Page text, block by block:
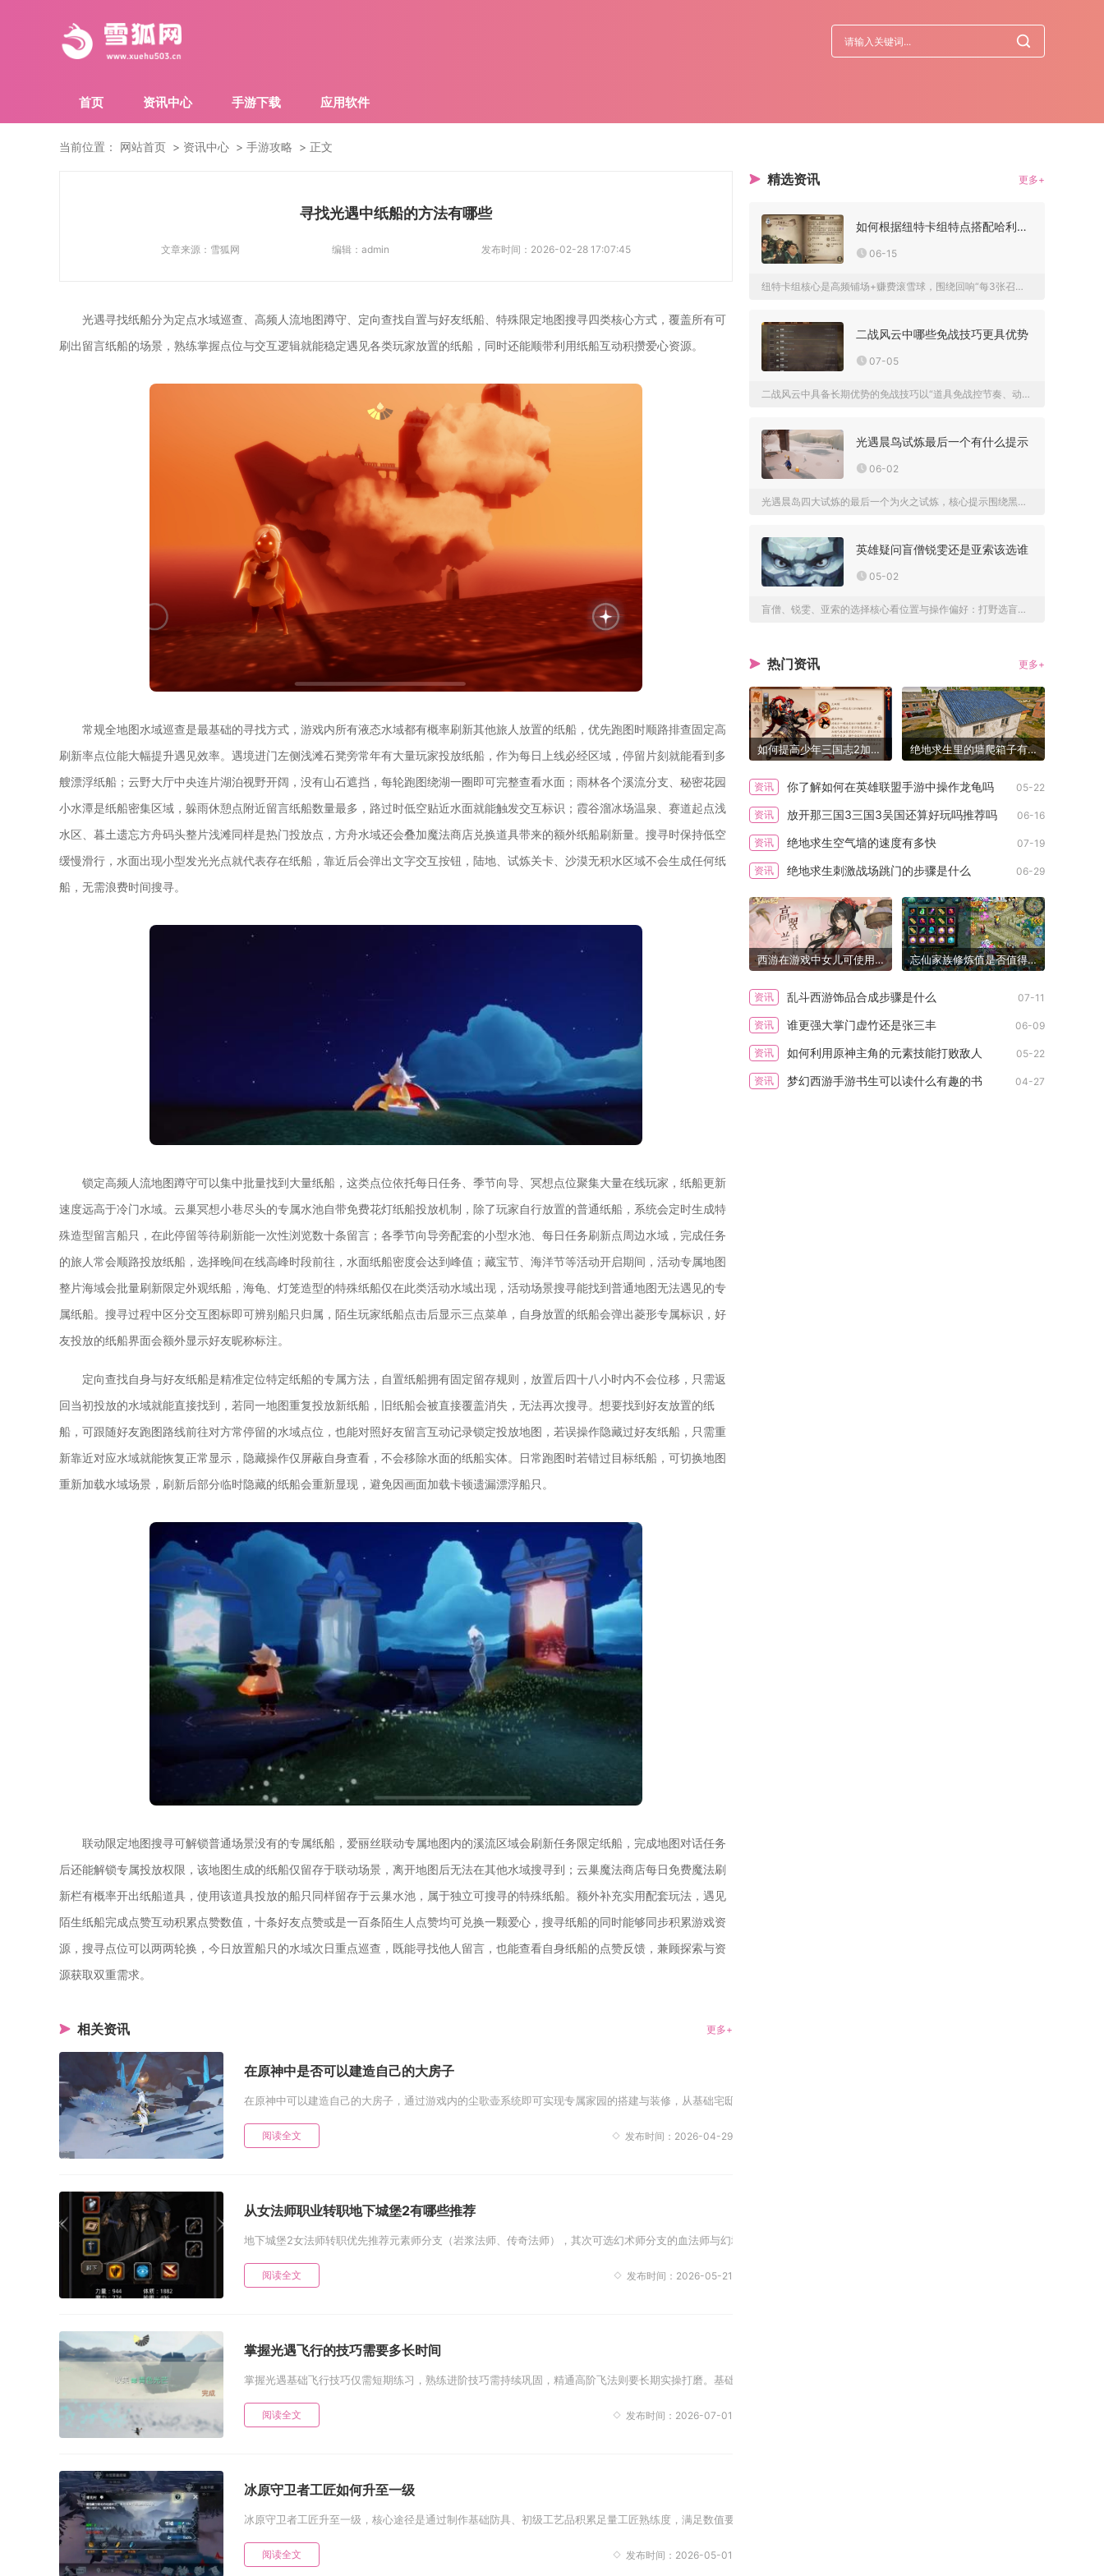
首页 资讯中心 手游下载 应用软件
当前位置： 网站首页 资讯中心 手游攻略 正文
寻找光遇中纸船的方法有哪些
文章来源： 雪狐网 编辑： admin 发布时间： 2026-02-28 17:07:45
光遇寻找纸船分为定点水域巡查、高频人流地图蹲守、定向查找自置与好友纸船、特殊限定地图搜寻四类核心方式，覆盖所有可
刷出留言纸船的场景，熟练掌握点位与交互逻辑就能稳定遇见各类玩家放置的纸船，同时还能顺带利用纸船互动积攒爱心资源。
常规全地图水域巡查是最基础的寻找方式，游戏内所有液态水域都有概率刷新其他旅人放置的纸船，优先跑图时顺路排查固定高
刷新率点位能大幅提升遇见效率。遇境进门左侧浅滩石凳旁常年有大量玩家投放纸船，作为每日上线必经区域，停留片刻就能看到多
艘漂浮纸船；云野大厅中央连片湖泊视野开阔，没有山石遮挡，每轮跑图绕湖一圈即可完整查看水面；雨林各个溪流分支、秘密花园
小水潭是纸船密集区域，躲雨休憩点附近留言纸船数量最多，路过时低空贴近水面就能触发交互标识；霞谷溜冰场温泉、赛道起点浅
水区、暮土遗忘方舟码头整片浅滩同样是热门投放点，方舟水域还会叠加魔法商店兑换道具带来的额外纸船刷新量。搜寻时保持低空
缓慢滑行，水面出现小型发光光点就代表存在纸船，靠近后会弹出文字交互按钮，陆地、试炼关卡、沙漠无积水区域不会生成任何纸
船，无需浪费时间搜寻。
锁定高频人流地图蹲守可以集中批量找到大量纸船，这类点位依托每日任务、季节向导、冥想点位聚集大量在线玩家，纸船更新
速度远高于冷门水域。云巢冥想小巷尽头的专属水池自带免费花灯纸船投放机制，除了玩家自行放置的普通纸船，系统会定时生成特
殊造型留言船只，在此停留等待刷新能一次性浏览数十条留言；各季节向导旁配套的小型水池、每日任务刷新点周边水域，完成任务
的旅人常会顺路投放纸船，选择晚间在线高峰时段前往，水面纸船密度会达到峰值；藏宝节、海洋节等活动开启期间，活动专属地图
整片海域会批量刷新限定外观纸船，海龟、灯笼造型的特殊纸船仅在此类活动水域出现，活动场景搜寻能找到普通地图无法遇见的专
属纸船。搜寻过程中区分交互图标即可辨别船只归属，陌生玩家纸船点击后显示三点菜单，自身放置的纸船会弹出菱形专属标识，好
友投放的纸船界面会额外显示好友昵称标注。
定向查找自身与好友纸船是精准定位特定纸船的专属方法，自置纸船拥有固定留存规则，放置后四十八小时内不会位移，只需返
回当初投放的水域就能直接找到，若同一地图重复投放新纸船，旧纸船会被直接覆盖消失，无法再次搜寻。想要找到好友放置的纸
船，可跟随好友跑图路线前往对方常停留的水域点位，也能对照好友留言互动记录锁定投放地图，若误操作隐藏过好友纸船，只需重
新靠近对应水域就能恢复正常显示，隐藏操作仅屏蔽自身查看，不会移除水面的纸船实体。日常跑图时若错过目标纸船，可切换地图
重新加载水域场景，刷新后部分临时隐藏的纸船会重新显现，避免因画面加载卡顿遗漏漂浮船只。
联动限定地图搜寻可解锁普通场景没有的专属纸船，爱丽丝联动专属地图内的溪流区域会刷新任务限定纸船，完成地图对话任务
后还能解锁专属投放权限，该地图生成的纸船仅留存于联动场景，离开地图后无法在其他水域搜寻到；云巢魔法商店每日免费魔法刷
新栏有概率开出纸船道具，使用该道具投放的船只同样留存于云巢水池，属于独立可搜寻的特殊纸船。额外补充实用配套玩法，遇见
陌生纸船完成点赞互动积累点赞数值，十条好友点赞或是一百条陌生人点赞均可兑换一颗爱心，搜寻纸船的同时能够同步积累游戏资
源，搜寻点位可以两两轮换，今日放置船只的水域次日重点巡查，既能寻找他人留言，也能查看自身纸船的点赞反馈，兼顾探索与资
源获取双重需求。
相关资讯 更多+
在原神中是否可以建造自己的大房子
在原神中可以建造自己的大房子，通过游戏内的尘歌壶系统即可实现专属家园的搭建与装修，从基础宅邸到复杂庭院都能自由定制。...
阅读全文 发布时间：2026-04-29
从女法师职业转职地下城堡2有哪些推荐
地下城堡2女法师转职优先推荐元素师分支（岩浆法师、传奇法师），其次可选幻术师分支的血法师与幻境先知，巫医分支仅作特定场景...
阅读全文 发布时间：2026-05-21
掌握光遇飞行的技巧需要多长时间
掌握光遇基础飞行技巧仅需短期练习，熟练进阶技巧需持续巩固，精通高阶飞法则要长期实操打磨。基础飞行是新手入门核心，包含起飞...
阅读全文 发布时间：2026-07-01
冰原守卫者工匠如何升至一级
冰原守卫者工匠升至一级，核心途径是通过制作基础防具、初级工艺品积累足量工匠熟练度，满足数值要求后即可自动达成一级工匠等级...
阅读全文 发布时间：2026-05-01
精选资讯 更多+
如何根据纽特卡组特点搭配哈利波特魔法觉醒
06-15
纽特卡组核心是高频铺场+赚费滚雪球，围绕回响“每3张召唤卡随...
二战风云中哪些免战技巧更具优势
07-05
二战风云中具备长期优势的免战技巧以“道具免战控节奏、动态藏兵...
光遇晨鸟试炼最后一个有什么提示
06-02
光遇晨岛四大试炼的最后一个为火之试炼，核心提示围绕黑暗环境、...
英雄疑问盲僧锐雯还是亚索该选谁
05-02
盲僧、锐雯、亚索的选择核心看位置与操作偏好：打野选盲僧，上单...
热门资讯 更多+
如何提高少年三国志2加速的效率 绝地求生里的墙爬箱子有什么注意事项
资讯 你了解如何在英雄联盟手游中操作龙龟吗 05-22
资讯 放开那三国3三国3吴国还算好玩吗推荐吗 06-16
资讯 绝地求生空气墙的速度有多快 07-19
资讯 绝地求生刺激战场跳门的步骤是什么 06-29
西游在游戏中女儿可使用哪些符石 忘仙家族修炼值是否值得重视
资讯 乱斗西游饰品合成步骤是什么 07-11
资讯 谁更强大掌门虚竹还是张三丰 06-09
资讯 如何利用原神主角的元素技能打败敌人 05-22
资讯 梦幻西游手游书生可以读什么有趣的书 04-27